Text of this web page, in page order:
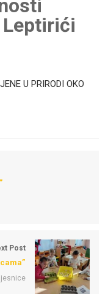
Leptirići
U PRIRODI OKO
Post